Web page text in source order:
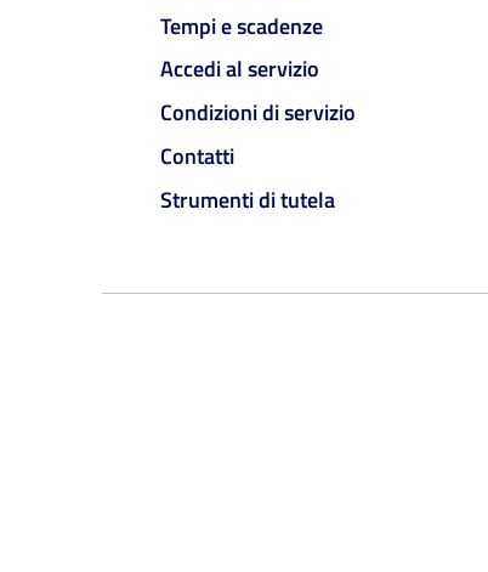
Tempi e scadenze
Accedi al servizio
Condizioni di servizio
Contatti
Strumenti di tutela